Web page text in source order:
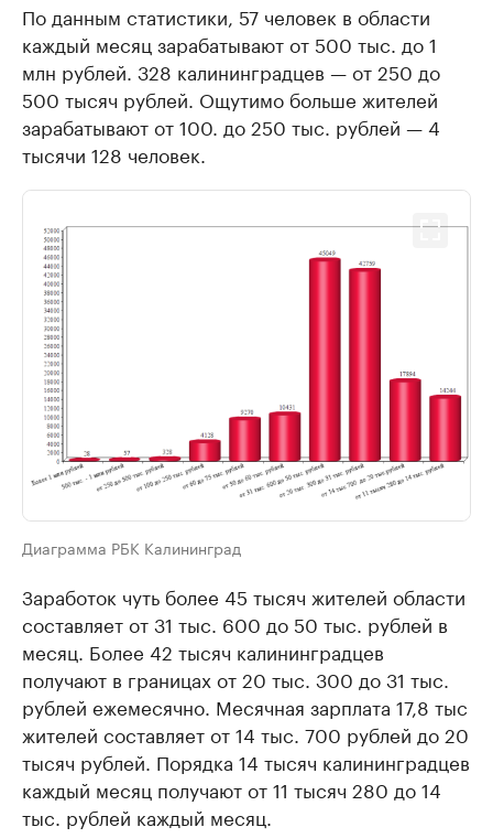
По данным статистики, 57 человек в области
каждый месяц зарабатывают от 500 тыс. до 1
млн рублей. 328 калининградцев — от 250 до
500 тысяч рублей. Ощутимо больше жителей
зарабатывают от 100. до 250 тыс. рублей — 4
тысячи 128 человек.
Диаграмма РБК Калининград
Заработок чуть более 45 тысяч жителей области
составляет от 31 тыс. 600 до 50 тыс. рублей в
месяц. Более 42 тысяч калининградцев
получают в границах от 20 тыс. 300 до 31 тыс.
рублей ежемесячно. Месячная зарплата 17,8 тыс
жителей составляет от 14 тыс. 700 рублей до 20
тысяч рублей. Порядка 14 тысяч калининградцев
каждый месяц получают от 11 тысяч 280 до 14
тыс. рублей каждый месяц.